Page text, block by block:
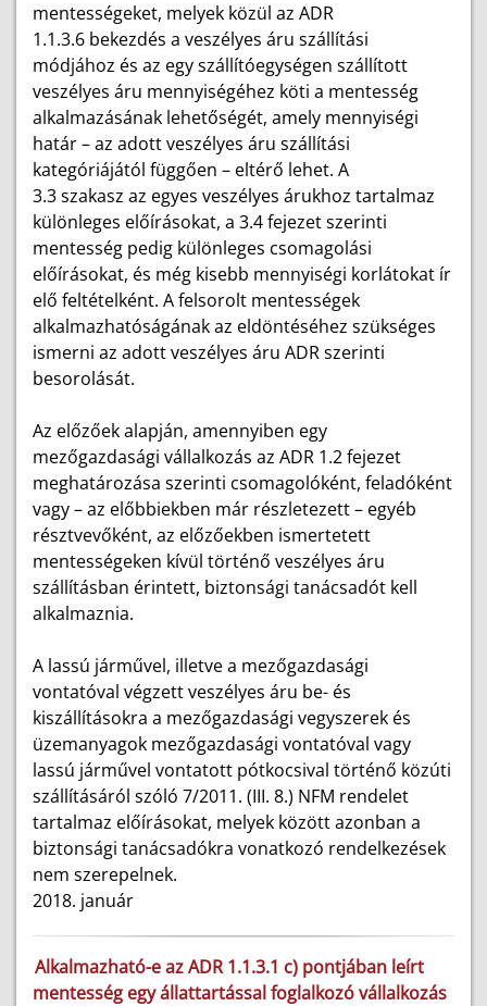
mentességeket, melyek közül az ADR
1.1.3.6 bekezdés a veszélyes áru szállítási
módjához és az egy szállítóegységen szállított
veszélyes áru mennyiségéhez köti a mentesség
alkalmazásának lehetőségét, amely mennyiségi
határ – az adott veszélyes áru szállítási
kategóriájától függően – eltérő lehet. A
3.3 szakasz az egyes veszélyes árukhoz tartalmaz
különleges előírásokat, a 3.4 fejezet szerinti
mentesség pedig különleges csomagolási
előírásokat, és még kisebb mennyiségi korlátokat ír
elő feltételként. A felsorolt mentességek
alkalmazhatóságának az eldöntéséhez szükséges
ismerni az adott veszélyes áru ADR szerinti
besorolását.
Az előzőek alapján, amennyiben egy
mezőgazdasági vállalkozás az ADR 1.2 fejezet
meghatározása szerinti csomagolóként, feladóként
vagy – az előbbiekben már részletezett – egyéb
résztvevőként, az előzőekben ismertetett
mentességeken kívül történő veszélyes áru
szállításban érintett, biztonsági tanácsadót kell
alkalmaznia.
A lassú járművel, illetve a mezőgazdasági
vontatóval végzett veszélyes áru be- és
kiszállításokra a mezőgazdasági vegyszerek és
üzemanyagok mezőgazdasági vontatóval vagy
lassú járművel vontatott pótkocsival történő közúti
szállításáról szóló 7/2011. (III. 8.) NFM rendelet
tartalmaz előírásokat, melyek között azonban a
biztonsági tanácsadókra vonatkozó rendelkezések
nem szerepelnek.
2018. január
Alkalmazható-e az ADR 1.1.3.1 c) pontjában leírt
mentesség egy állattartással foglalkozó vállalkozás